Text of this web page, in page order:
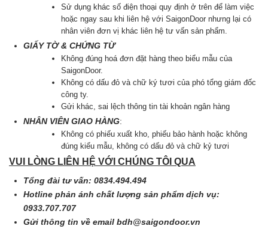
Sử dụng khác số điện thoại quy định ở trên để làm việc
hoặc ngay sau khi liên hệ với SaigonDoor nhưng lại có
nhân viên đơn vị khác liên hệ tư vấn sản phẩm.
GIẤY TỜ & CHỨNG TỪ
Không đúng hoá đơn đặt hàng theo biểu mẫu của
SaigonDoor.
Không có dấu đỏ và chữ ký tươi của phó tổng giám đốc
công ty.
Gửi khác, sai lệch thông tin tài khoản ngân hàng
NHÂN VIÊN GIAO HÀNG:
Không có phiếu xuất kho, phiếu bảo hành hoặc không
đúng kiểu mẫu, không có dấu đỏ và chữ kỷ tươi
VUI LÒNG LIÊN HỆ VỚI CHÚNG TÔI QUA
Tổng đài tư vấn: 0834.494.494
Hotline phản ánh chất lượng sản phẩm dịch vụ:
0933.707.707
Gửi thông tin về emailbdh@saigondoor.vn